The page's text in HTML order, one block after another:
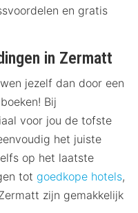
en gratis
in Zermatt
jezelf dan door een
Bij
voor jou de tofste
het juiste
op het laatste
tot goedkope hotels,
zijn gemakkelijk